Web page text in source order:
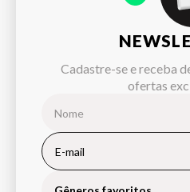
Cadastre-se e receba
ofertas